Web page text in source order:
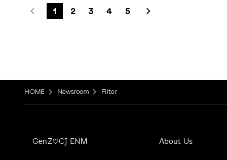
1 2 3 4 5
HOME Newsroom Filter
GenZ♡CJ ENM About Us